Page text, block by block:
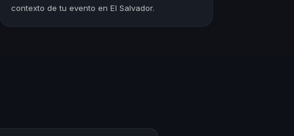
contexto de tu evento en El Salvador.